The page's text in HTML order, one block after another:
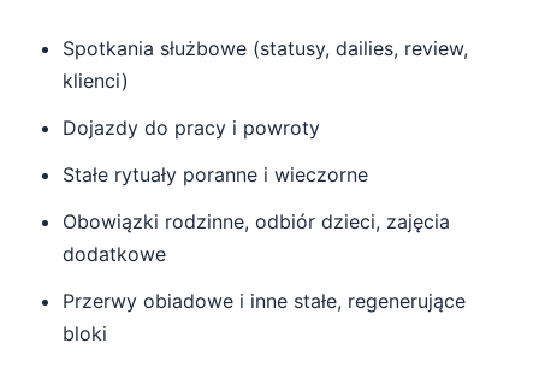
Spotkania służbowe (statusy, dailies, review,
klienci)
Dojazdy do pracy i powroty
Stałe rytuały poranne i wieczorne
Obowiązki rodzinne, odbiór dzieci, zajęcia
dodatkowe
Przerwy obiadowe i inne stałe, regenerujące
bloki